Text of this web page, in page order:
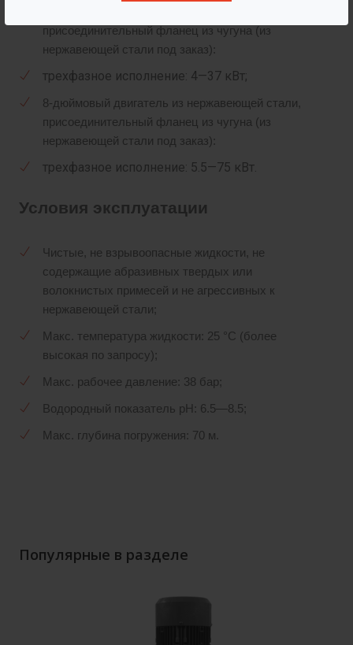
присоединительный фланец из чугуна (из
нержавеющей стали под заказ):
трехфазное исполнение: 4—37 кВт;
8-дюймовый двигатель из нержавеющей стали,
присоединительный фланец из чугуна (из
нержавеющей стали под заказ):
трехфазное исполнение: 5.5—75 кВт.
Условия эксплуатации
Чистые, не взрывоопасные жидкости, не
содержащие абразивных твердых или
волокнистых примесей и не агрессивных к
нержавеющей стали;
Макс. температура жидкости: 25 °C (более
высокая по запросу);
Макс. рабочее давление: 38 бар;
Водородный показатель pH: 6.5—8.5;
Макс. глубина погружения: 70 м.
Популярные в разделе